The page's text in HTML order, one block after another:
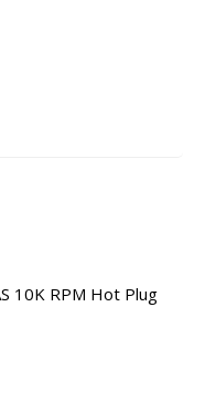
10K RPM Hot Plug